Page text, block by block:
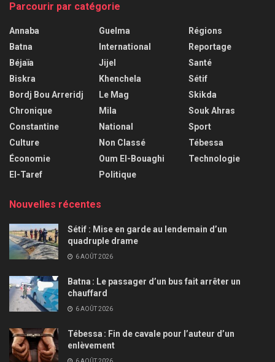
Parcourir par catégorie
Annaba
Batna
Béjaïa
Biskra
Bordj Bou Arreridj
Chronique
Constantine
Culture
Économie
El-Taref
Guelma
International
Jijel
Khenchela
Le Mag
Mila
National
Non Classé
Oum El-Bouaghi
Politique
Régions
Reportage
Santé
Sétif
Skikda
Souk Ahras
Sport
Tébessa
Technologie
Nouvelles récentes
Sétif : Mise en garde au lendemain d’un
quadruple drame
6 AOÛT 2026
Batna : Le passager d’un bus fait arrêter un
chauffard
6 AOÛT 2026
Tébessa : Fin de cavale pour l’auteur d’un
enlèvement